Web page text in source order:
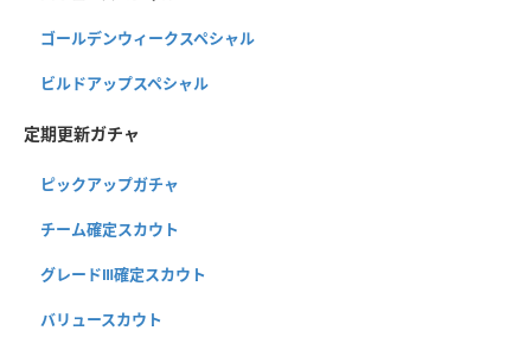
ゴールデンウィークスペシャル
ビルドアップスペシャル
定期更新ガチャ
ピックアップガチャ
チーム確定スカウト
グレードⅢ確定スカウト
バリュースカウト